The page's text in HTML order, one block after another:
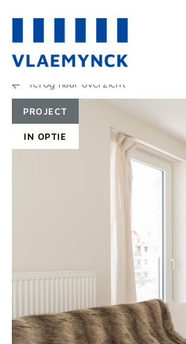
Terug naar overzicht
PROJECT
IN OPTIE